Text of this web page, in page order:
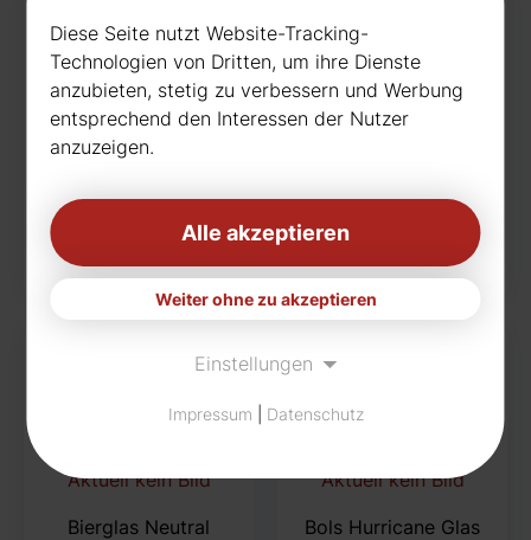
Aktuell kein Bild
2,20 € / Liter 9,99 € / Liter
Aktuell kein Bild
Bierglas Neutral
Aktuell kein Bild
Bols Hurricane Glas
Diese Seite nutzt Website-Tracking-
Technologien von Dritten, um ihre Dienste
anzubieten, stetig zu verbessern und Werbung
entsprechend den Interessen der Nutzer
anzuzeigen.
Alle akzeptieren
Weiter ohne zu akzeptieren
Einstellungen
Impressum Datenschutz